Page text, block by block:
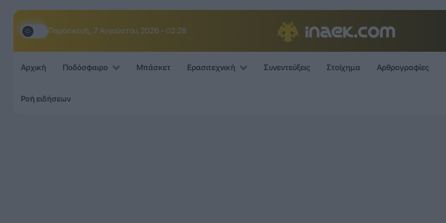
Παρασκευή,, 7 Αυγούστου, 2026 - 02:28
Αρχική Ποδόσφαιρο Μπάσκετ Ερασιτεχνική Συνεντεύξεις Στοίχημα Αρθρογραφίες
Ροή ειδήσεων